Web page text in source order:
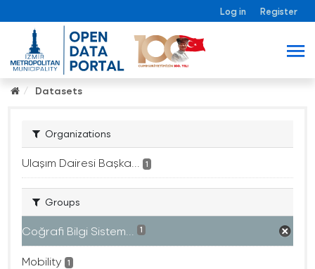
Log in Register
Datasets
Organizations
Ulaşım Dairesi Başka... 1
Groups
Coğrafi Bilgi Sistem... 1
Mobility 1